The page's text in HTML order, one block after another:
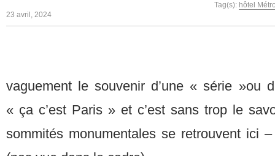
Tag(s): hôtel
23 avril, 2024
vaguement le souvenir d’une « série »ou
« ça c’est Paris » et c’est sans trop le
sommités monumentales se retrouvent ici